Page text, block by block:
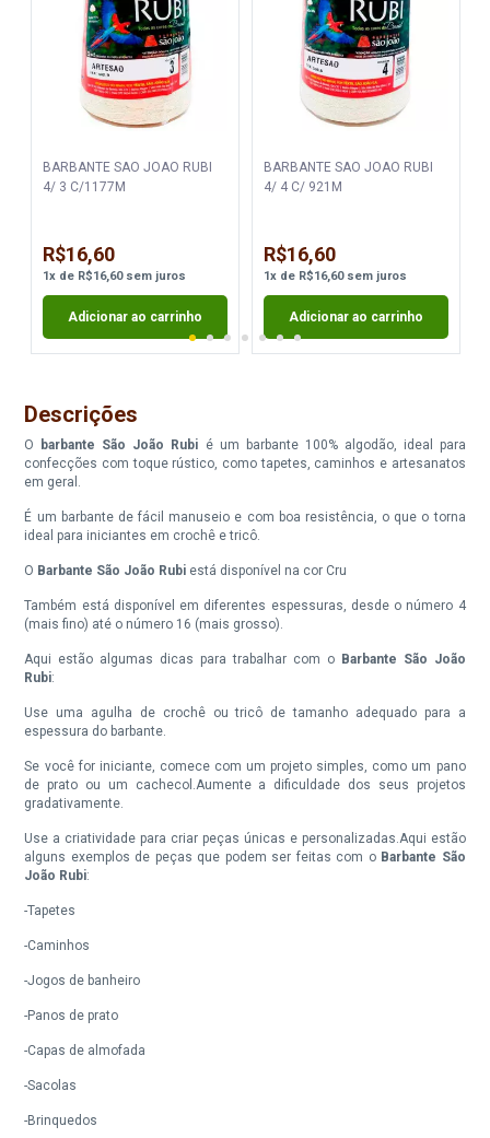
BARBANTE SAO JOAO RUBI
4/ 3 C/1177M
R$16,60
1xde R$16,60sem juros
Adicionar ao carrinho
BARBANTE SAO JOAO RUBI
4/ 4 C/ 921M
R$16,60
1xde R$16,60sem juros
Adicionar ao carrinho
Descrições
O barbante São João Rubi é um barbante 100% algodão, ideal para
confecções com toque rústico, como tapetes, caminhos e artesanatos
em geral.
É um barbante de fácil manuseio e com boa resistência, o que o torna
ideal para iniciantes em crochê e tricô.
O Barbante São João Rubi está disponível na cor Cru
Também está disponível em diferentes espessuras, desde o número 4
(mais fino) até o número 16 (mais grosso).
Aqui estão algumas dicas para trabalhar com o Barbante São João
Rubi:
Use uma agulha de crochê ou tricô de tamanho adequado para a
espessura do barbante.
Se você for iniciante, comece com um projeto simples, como um pano
de prato ou um cachecol.Aumente a dificuldade dos seus projetos
gradativamente.
Use a criatividade para criar peças únicas e personalizadas.Aqui estão
alguns exemplos de peças que podem ser feitas com o Barbante São
João Rubi:
-Tapetes
-Caminhos
-Jogos de banheiro
-Panos de prato
-Capas de almofada
-Sacolas
-Brinquedos